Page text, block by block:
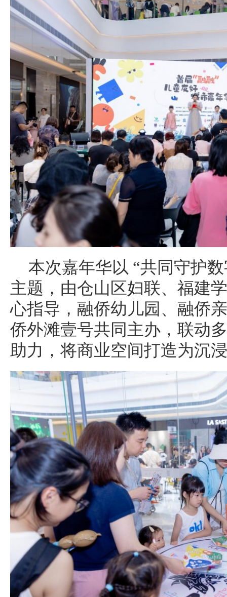
本次嘉年华以 “共同守护
主题，由仓山区妇联、福建
心指导，融侨幼儿园、融侨
侨外滩壹号共同主办，联动
助力，将商业空间打造为沉